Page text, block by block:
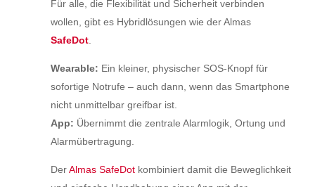
Für alle, die Flexibilität und Sicherheit verbinden
wollen, gibt es Hybridlösungen wie der Almas
SafeDot.
Wearable: Ein kleiner, physischer SOS-Knopf für
sofortige Notrufe – auch dann, wenn das Smartphone
nicht unmittelbar greifbar ist.
App: Übernimmt die zentrale Alarmlogik, Ortung und
Alarmübertragung.
DerAlmas SafeDotkombiniert damit die Beweglichkeit